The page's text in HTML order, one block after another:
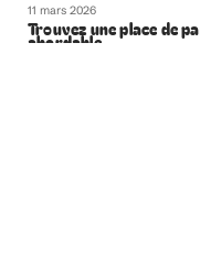
11 mars 2026
Trouvez une place de
abordable